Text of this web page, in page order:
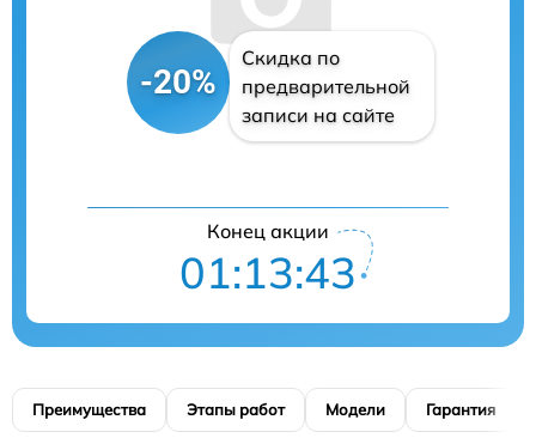
-20%
Скидка по
предварительной
записи на сайте
Конец акции
01:13:42
Преимущества Этапы работ Модели Гарантия